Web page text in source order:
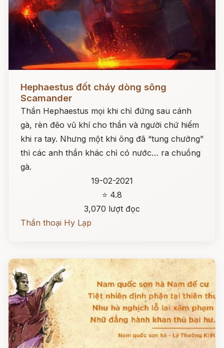
Hephaestus đốt cháy dòng sông
Scamander
Thần Hephaestus mọi khi chỉ đứng sau cánh
gà, rèn đẽo vũ khí cho thần và người chứ hiếm
khi ra tay. Nhưng một khi ông đã “tung chưởng”
thì các anh thần khác chỉ có nước… ra chuồng
gà.
19-02-2021
⭐ 4.8
3,070 lượt đọc
Thần thoại Hy Lạp